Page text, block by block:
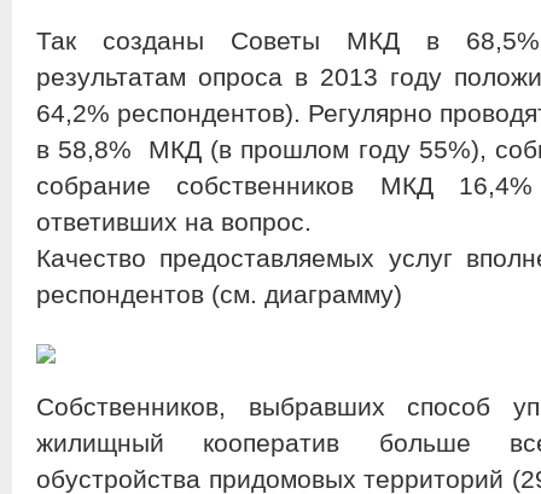
Так созданы Советы МКД в
результатам опроса в 2013 году
64,2% респондентов). Регулярно
в 58,8% МКД (в прошлом году 55%),
собрание собственников МКД
ответивших на вопрос.
Качество предоставляемых услуг
респондентов (см. диаграмму)
Собственников, выбравших способ
жилищный кооператив больше
обустройства придомовых территорий